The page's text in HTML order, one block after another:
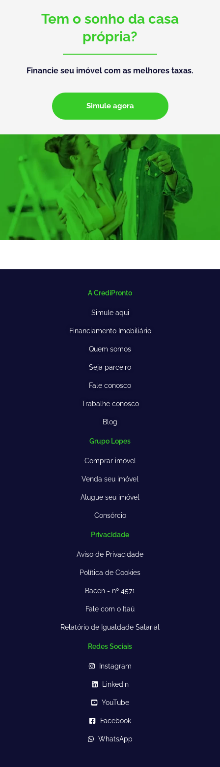
Tem o sonho da casa
própria?
Financie seu imóvel com as melhores taxas.
Simule agora
A CrediPronto
Simule aqui
Financiamento Imobiliário
Quem somos
Seja parceiro
Fale conosco
Trabalhe conosco
Blog
Grupo Lopes
Comprar imóvel
Venda seu imóvel
Alugue seu imóvel
Consórcio
Privacidade
Aviso de Privacidade
Política de Cookies
Bacen - nº 4571
Fale com o Itaú
Relatório de Igualdade Salarial
Redes Sociais
Instagram
Linkedin
YouTube
Facebook
WhatsApp